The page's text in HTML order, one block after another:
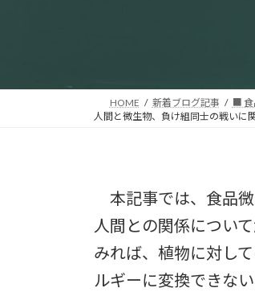
HOME 新着ブログ記事 ■ 食
人間と微生物、負け組同士の戦いに
本記事では、食品微
人間との関係につい
みれば、植物に対し
ルギーに変換できな